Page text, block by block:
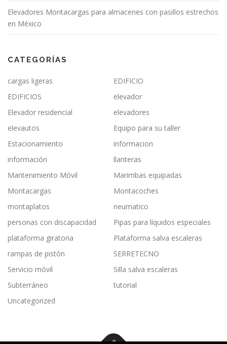
Elevadores Montacargas para almacenes con pasillos estrechos
en México
CATEGORÍAS
cargas ligeras
EDIFICIO
EDIFICIOS
elevador
Elevador residencial
elevadores
elevautos
Equipo para su taller
Estacionamiento
informacion
información
llanteras
Mantenimiento Móvil
Marimbas equipadas
Montacargas
Montacoches
montaplatos
neumatico
personas con discapacidad
Pipas para líquidos especiales
plataforma giratoria
Plataforma salva escaleras
rampas de pistón
SERRETECNO
Servicio móvil
Silla salva escaleras
Subterráneo
tutorial
Uncategorized